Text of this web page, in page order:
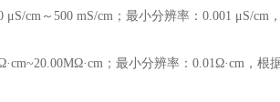
μS/cm～500 mS/cm；最小分辨率：0.001 μS/
；最小分辨率：0.01Ω·cm，根